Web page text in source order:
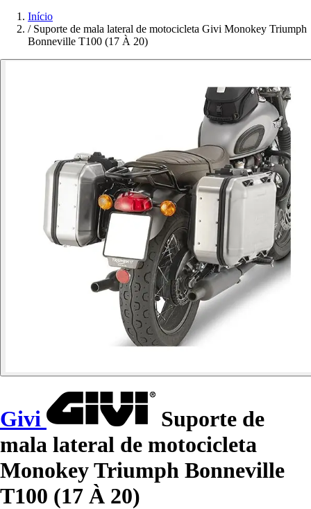
Início
/ Suporte de mala lateral de motocicleta Givi Monokey Triumph
Bonneville T100 (17 À 20)
Givi
Suporte de
mala lateral de motocicleta
Monokey Triumph Bonneville
T100 (17 À 20)